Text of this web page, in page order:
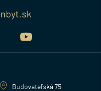
Budovateľská 75